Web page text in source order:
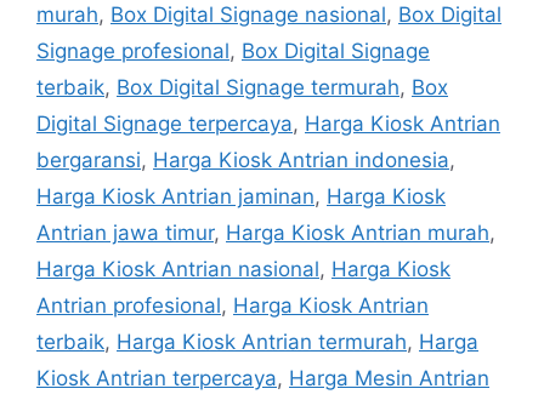
murah, Box Digital Signage nasional, Box Digital
Signage profesional, Box Digital Signage
terbaik, Box Digital Signage termurah, Box
Digital Signage terpercaya, Harga Kiosk Antrian
bergaransi, Harga Kiosk Antrian indonesia,
Harga Kiosk Antrian jaminan, Harga Kiosk
Antrian jawa timur, Harga Kiosk Antrian murah,
Harga Kiosk Antrian nasional, Harga Kiosk
Antrian profesional, Harga Kiosk Antrian
terbaik, Harga Kiosk Antrian termurah, Harga
Kiosk Antrian terpercaya, Harga Mesin Antrian